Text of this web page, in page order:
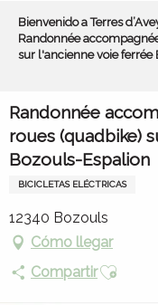
contenu
Bienvenido a Terres
Randonnée
sur l'ancienne voie ferrée
Randonnée
roues (quadbike)
Bozouls-Espalion
BICICLETAS ELÉCTRICAS
12340 Bozouls
Cómo llegar
CompartirAjouter